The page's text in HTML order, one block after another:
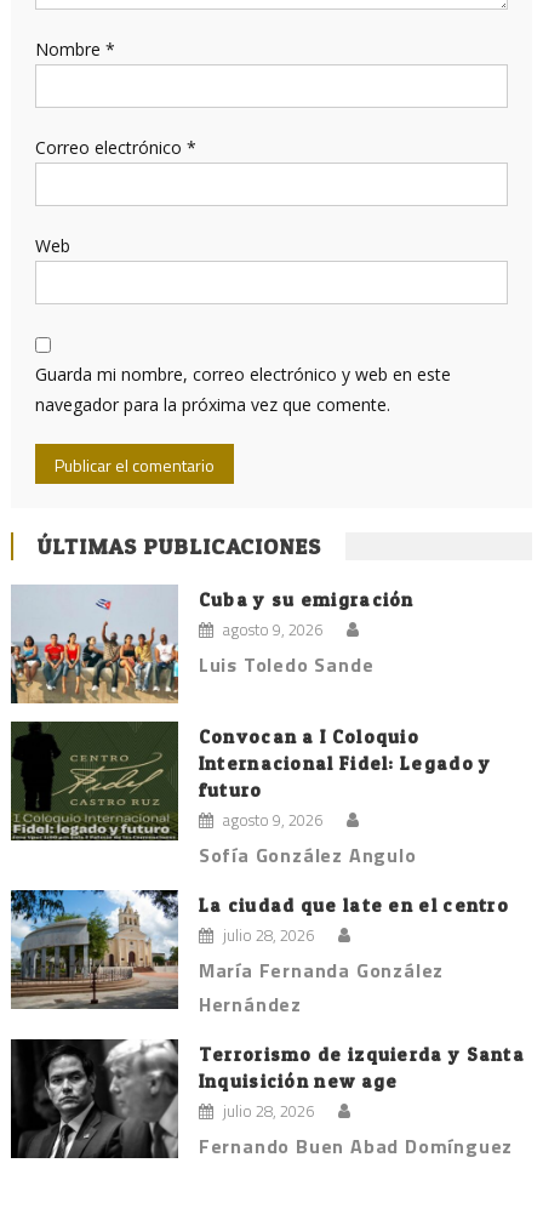
Nombre *
Correo electrónico *
Web
Guarda mi nombre, correo electrónico y web en este
navegador para la próxima vez que comente.
ÚLTIMAS PUBLICACIONES
Cuba y su emigración
agosto 9, 2026
Luis Toledo Sande
Convocan a I Coloquio
Internacional Fidel: Legado y
futuro
agosto 9, 2026
Sofía González Angulo
La ciudad que late en el centro
julio 28, 2026
María Fernanda González
Hernández
Terrorismo de izquierda y Santa
Inquisición new age
julio 28, 2026
Fernando Buen Abad Domínguez